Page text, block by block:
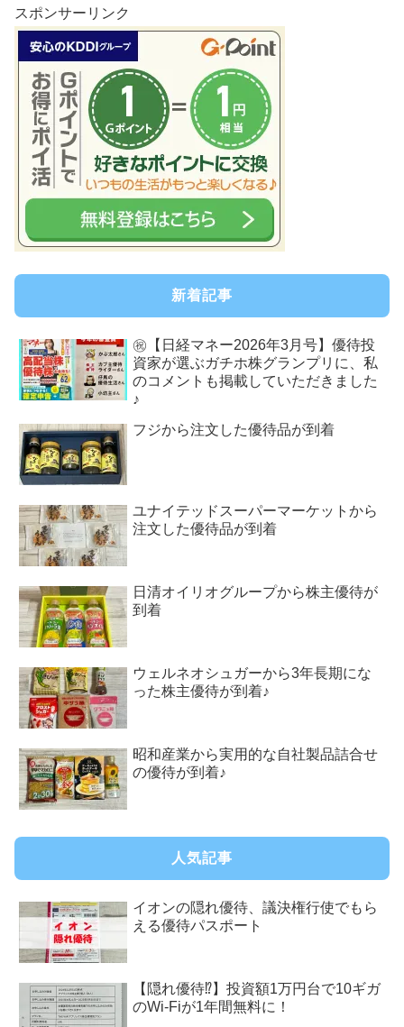
スポンサーリンク
新着記事
㊗【日経マネー2026年3月号】優待投
資家が選ぶガチホ株グランプリに、私
のコメントも掲載していただきました
♪
フジから注文した優待品が到着
ユナイテッドスーパーマーケットから
注文した優待品が到着
日清オイリオグループから株主優待が
到着
ウェルネオシュガーから3年長期にな
った株主優待が到着♪
昭和産業から実用的な自社製品詰合せ
の優待が到着♪
人気記事
イオンの隠れ優待、議決権行使でもら
える優待パスポート
【隠れ優待⁉︎】投資額1万円台で10ギガ
のWi-Fiが1年間無料に！